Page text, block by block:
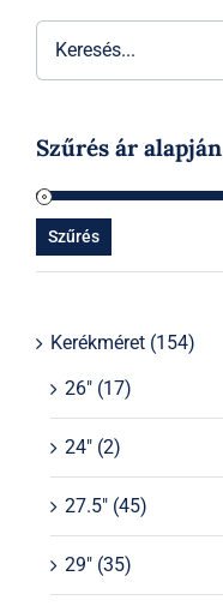
Szűrés ár alapján
Szűrés
Kerékméret (154)
26" (17)
24" (2)
27.5" (45)
29" (35)